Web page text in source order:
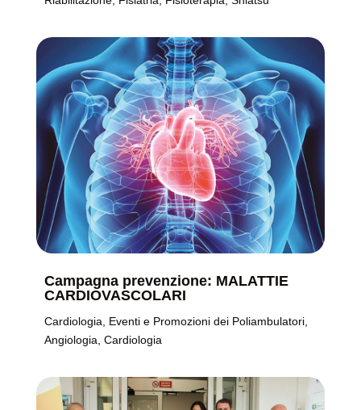
Campagna prevenzione: MALATTIE
CARDIOVASCOLARI
Cardiologia, Eventi e Promozioni dei Poliambulatori,
Angiologia, Cardiologia